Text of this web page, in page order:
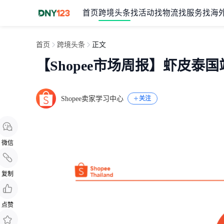
首页 跨境头条找活动找物流找服务找海
微信
复制
点赞
首页 跨境头条 正文
【Shopee市场周报】虾皮泰
Shopee卖家学习中心 关注